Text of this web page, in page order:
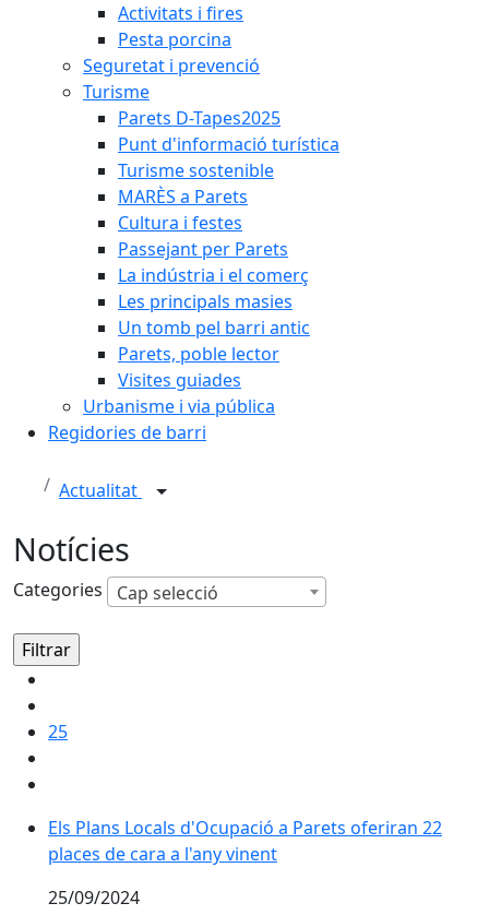
Activitats i fires
Pesta porcina
Seguretat i prevenció
Turisme
Parets D-Tapes2025
Punt d'informació turística
Turisme sostenible
MARÈS a Parets
Cultura i festes
Passejant per Parets
La indústria i el comerç
Les principals masies
Un tomb pel barri antic
Parets, poble lector
Visites guiades
Urbanisme i via pública
Regidories de barri
Actualitat
Notícies
Categories Cap selecció
25
Els Plans Locals d'Ocupació a Parets oferiran 22
Els Plans Locals d'Ocupació a Parets oferiran 22
places de cara a l'any vinent
25/09/2024